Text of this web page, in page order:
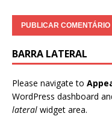
BARRA LATERAL
Please navigate to
WordPress dashboard
lateral widget area.